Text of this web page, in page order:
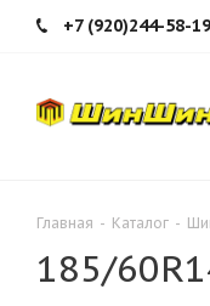
+7 (920)244-58-19
Главная - Каталог -
185/